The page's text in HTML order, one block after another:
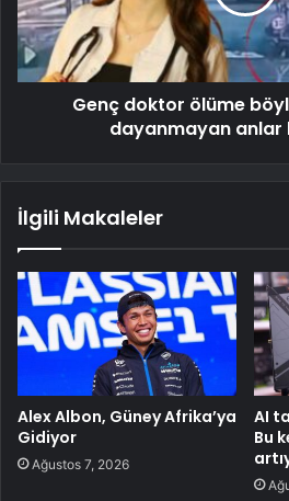
Genç doktor ölüme
dayanmayan anlar
İlgili Makaleler
Alex Albon, Güney Afrika’ya
Gidiyor
Ağustos 7, 2026
AI
Bu